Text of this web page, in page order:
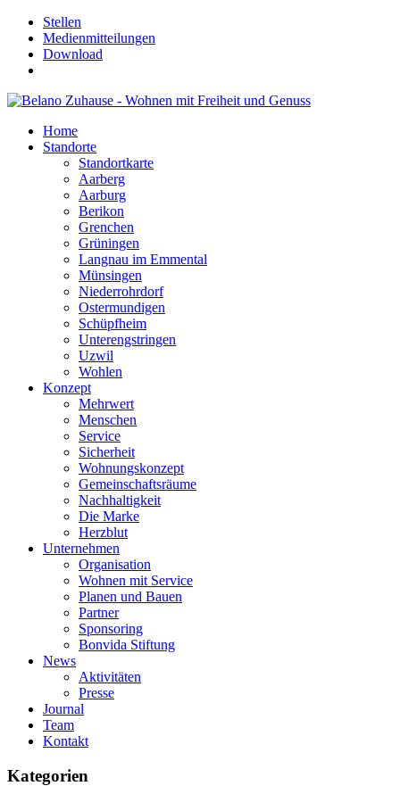
Stellen
Medienmitteilungen
Download
Home
Standorte
Standortkarte
Aarberg
Aarburg
Berikon
Grenchen
Grüningen
Langnau im Emmental
Münsingen
Niederrohrdorf
Ostermundigen
Schüpfheim
Unterengstringen
Uzwil
Wohlen
Konzept
Mehrwert
Menschen
Service
Sicherheit
Wohnungskonzept
Gemeinschaftsräume
Nachhaltigkeit
Die Marke
Herzblut
Unternehmen
Organisation
Wohnen mit Service
Planen und Bauen
Partner
Sponsoring
Bonvida Stiftung
News
Aktivitäten
Presse
Journal
Team
Kontakt
Kategorien